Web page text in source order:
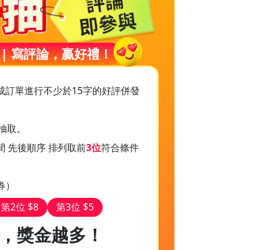
寫評論，贏好禮！
訂單進行不少於15字的好評併發
。
先後順序 排列取前3位符合條件
第2位 $8 第3位 $5
獎金越多！